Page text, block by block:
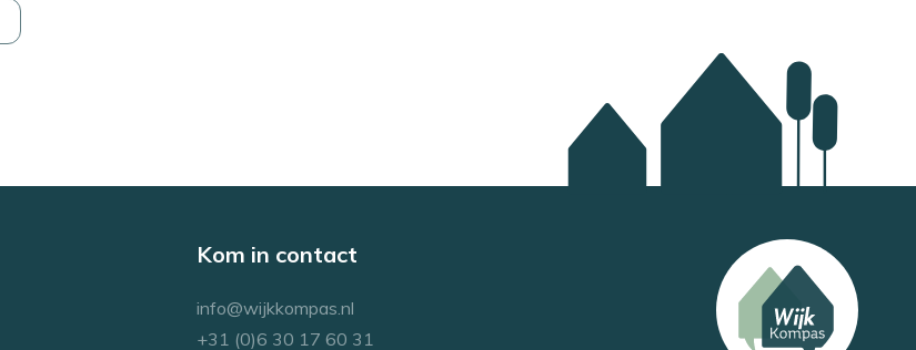
Kom in contact
info@wijkkompas.nl
+31 (0)6 30 17 60 31